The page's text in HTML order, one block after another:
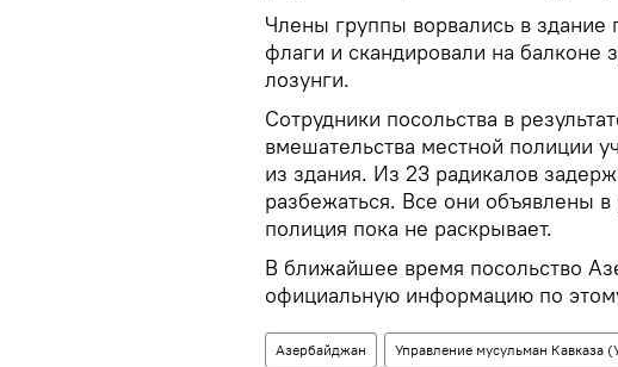
Члены группы ворвались в здание
флаги и скандировали на балконе
лозунги.
Сотрудники посольства в
вмешательства местной полиции
из здания. Из 23 радикалов
разбежаться. Все они объявлены
полиция пока не раскрывает.
В ближайшее время посольство
официальную информацию по
Азербайджан Управление мусульман Кавказа